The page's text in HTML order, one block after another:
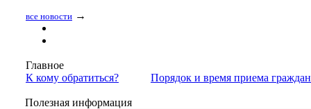
все новости →
Главное
К кому обратиться?
Порядок и время приема
Полезная информация